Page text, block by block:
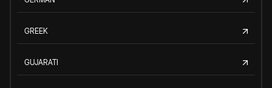
GREEK
GUJARATI